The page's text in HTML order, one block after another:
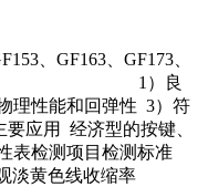
、GF163、GF173、
性 1）良
理性能和回弹性 3）符
应用 经济型的按键、
表检测项目检测标准
淡黄色线收缩率